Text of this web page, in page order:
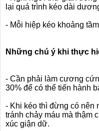
lại quá trình kéo dài
- Mỗi hiệp kéo khoảng
Những chú ý khi thực
- Cần phải làm cương
30% để có thể tiến hành
- Khi kéo thì đừng có nên
tránh chảy máu mà thậm
xúc giận dữ.